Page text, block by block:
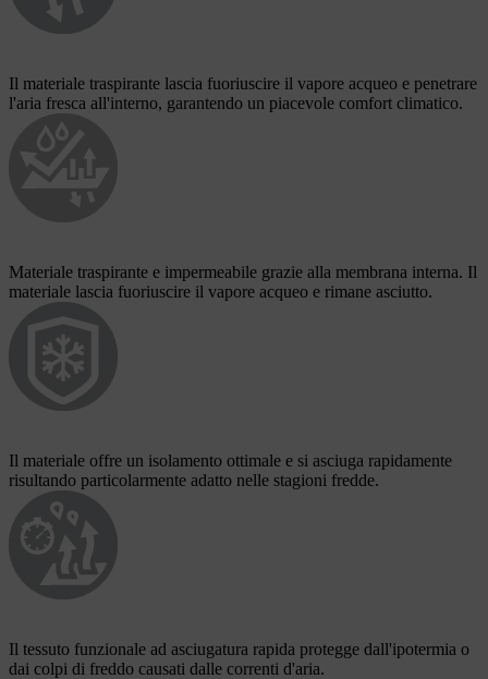
Il materiale traspirante lascia fuoriuscire il vapore acqueo e penetrare
l'aria fresca all'interno, garantendo un piacevole comfort climatico.
Materiale traspirante e impermeabile grazie alla membrana interna. Il
materiale lascia fuoriuscire il vapore acqueo e rimane asciutto.
Il materiale offre un isolamento ottimale e si asciuga rapidamente
risultando particolarmente adatto nelle stagioni fredde.
Il tessuto funzionale ad asciugatura rapida protegge dall'ipotermia o
dai colpi di freddo causati dalle correnti d'aria.